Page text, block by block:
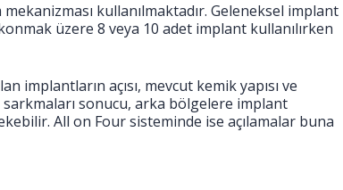
kullanılmaktadır. Geleneksel implant
üzere 8 veya 10 adet implant kullanılırken
implantların açısı, mevcut kemik yapısı ve
sonucu, arka bölgelere implant
All on Four sisteminde ise açılamalar buna